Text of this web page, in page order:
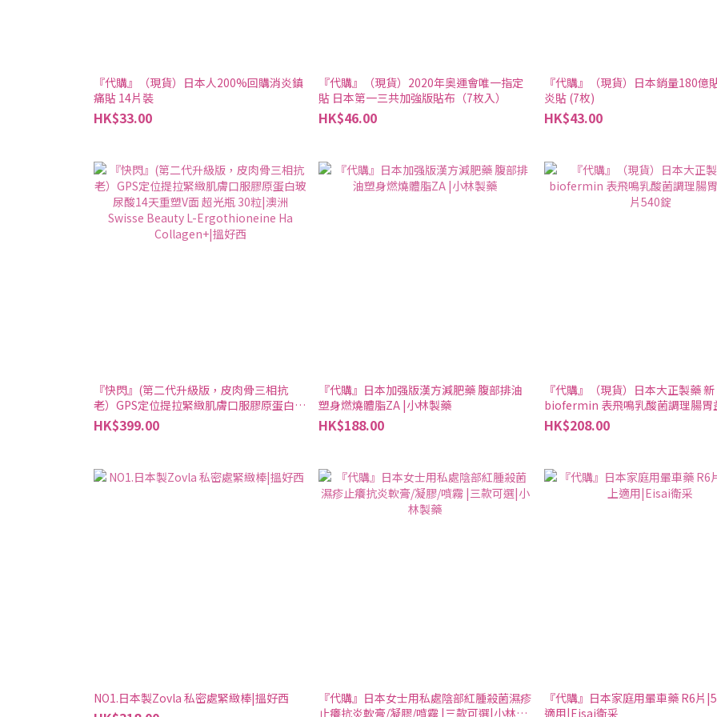
『代購』（現貨）日本人200%回購消炎鎮
痛貼 14片裝
HK$33.00
『代購』（現貨）2020年奥運會唯一指定
貼 日本第一三共加強版貼布（7枚入）
HK$46.00
『代購』（現貨）日本銷量180億
炎貼 (7枚)
HK$43.00
『快閃』(第二代升級版，皮肉骨三相抗
老）GPS定位提拉緊緻肌膚口服膠原蛋白玻
尿酸14天重塑V面 超光瓶 30粒|澳洲
Swisse Beauty L-Ergothioneine Ha
HK$399.00
『代購』日本加强版漢方減肥藥 腹部排油
塑身燃燒體脂ZA |小林製藥
HK$188.00
『代購』（現貨）日本大正製藥 新
biofermin 表飛鳴乳酸菌調理腸胃
片540錠
HK$208.00
NO1.日本製Zovla 私密處緊緻棒|搵好西
『代購』日本女士用私處陰部紅腫殺菌濕疹
止癢抗炎軟膏/凝膠/噴霧 |三款可選|小林製
『代購』日本家庭用暈車藥 R6片
適用|Eisai衛采